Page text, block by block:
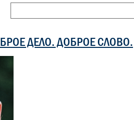
ДЕЛО. ДОБРОЕ СЛОВО.